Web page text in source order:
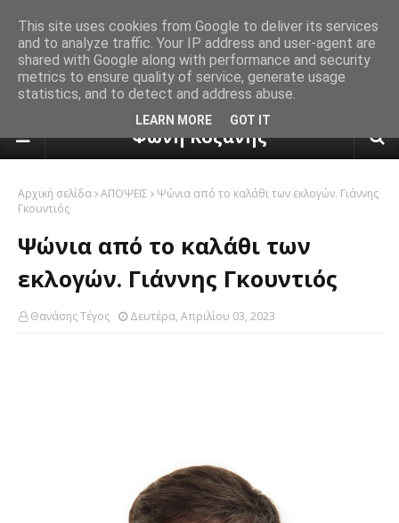
πρόγνωση καιρού από το
Φωνή Κοζάνης
Αρχική σελίδα ΑΠΟΨΕΙΣ
Ψώνια από το καλάθι των εκλογών. Γιάννης
Γκουντιός
Ψώνια από το καλάθι των
εκλογών. Γιάννης Γκουντιός
Θανάσης Τέγος Δευτέρα, Απριλίου 03, 2023
This site uses cookies from Google to deliver its services
and to analyze traffic. Your IP address and user-agent are
shared with Google along with performance and security
metrics to ensure quality of service, generate usage
statistics, and to detect and address abuse.
LEARN MORE GOT IT